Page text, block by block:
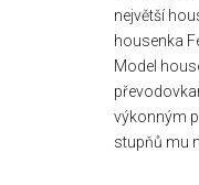
největší
housenka
Model
výkonným
stupňů mu